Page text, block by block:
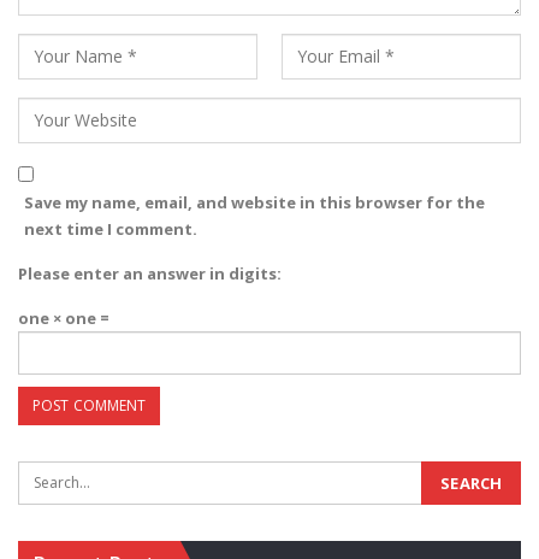
Save my name, email, and website in this browser for the
next time I comment.
Please enter an answer in digits:
one × one =